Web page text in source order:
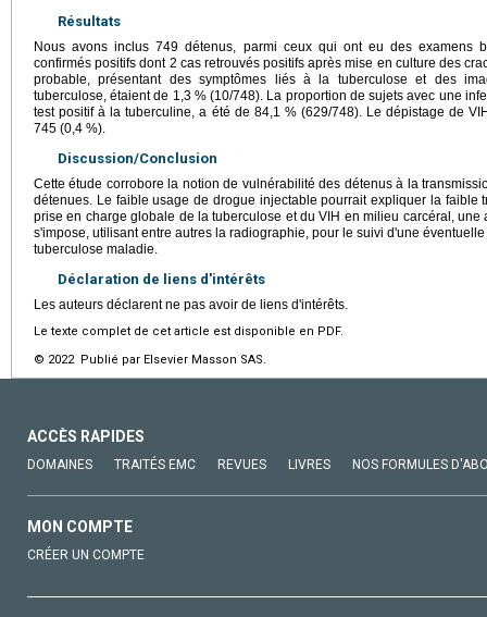
Résultats
Nous avons inclus 749 détenus, parmi ceux qui ont eu des examens
confirmés positifs dont 2 cas retrouvés positifs après mise en culture des
probable, présentant des symptômes liés à la tuberculose et des
tuberculose, étaient de 1,3 % (10/748). La proportion de sujets avec une
test positif à la tuberculine, a été de 84,1 % (629/748). Le dépistage de
745 (0,4 %).
Discussion/Conclusion
Cette étude corrobore la notion de vulnérabilité des détenus à la
détenues. Le faible usage de drogue injectable pourrait expliquer la faible
prise en charge globale de la tuberculose et du VIH en milieu carcéral,
s'impose, utilisant entre autres la radiographie, pour le suivi d'une
tuberculose maladie.
Déclaration de liens d'intérêts
Les auteurs déclarent ne pas avoir de liens d'intérêts.
Le texte complet de cet article est disponible en PDF.
© 2022 Publié par Elsevier Masson SAS.
ACCÈS RAPIDES
DOMAINES TRAITÉS EMC REVUES LIVRES NOS FORMULES
MON COMPTE
CRÉER UN COMPTE